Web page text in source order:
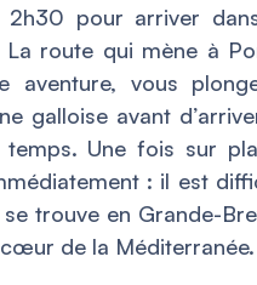
2h30 pour arriver
La route qui mène à
aventure, vous
galloise avant
Une fois sur
: il est
se trouve en Grande-
de la Méditerranée.